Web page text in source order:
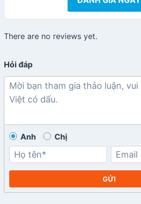
There are no reviews yet.
Hỏi đáp
Anh Chị
GỬI